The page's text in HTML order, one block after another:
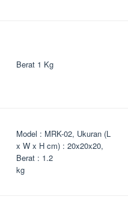
Berat 1 Kg
Model : MRK-02, Ukuran (L
x W x H cm) : 20x20x20,
Berat : 1.2
kg